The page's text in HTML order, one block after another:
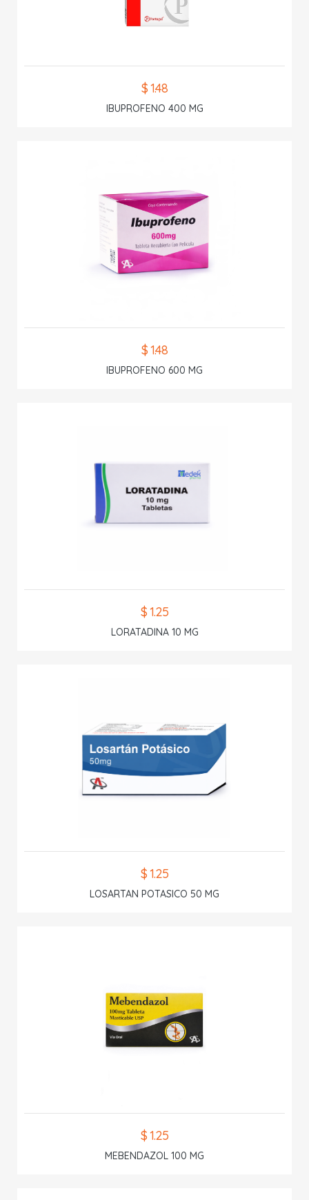
$ 1.48
IBUPROFENO 400 MG
$ 1.48
IBUPROFENO 600 MG
$ 1.25
LORATADINA 10 MG
$ 1.25
LOSARTAN POTASICO 50 MG
$ 1.25
MEBENDAZOL 100 MG